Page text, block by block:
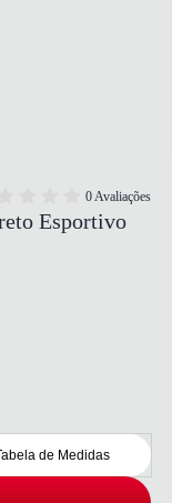
0 Avaliações
Esportivo
de Medidas